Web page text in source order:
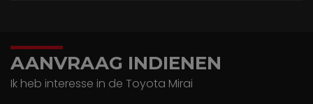
AANVRAAG INDIENEN
Ik heb interesse in de Toyota Mirai